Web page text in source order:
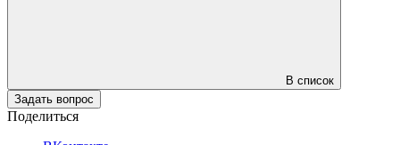
В список
Задать вопрос
Поделиться